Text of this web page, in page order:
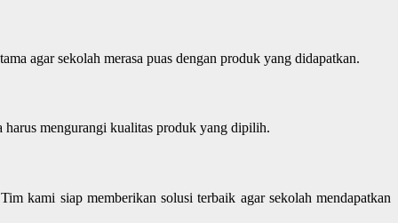
agar sekolah merasa puas dengan produk yang didapatkan.
harus mengurangi kualitas produk yang dipilih.
kami siap memberikan solusi terbaik agar sekolah mendapatkan